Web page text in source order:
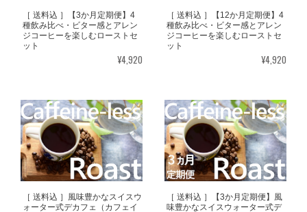
［ 送料込 ］【3か月定期便】4
種飲み比べ・ビター感とアレン
ジコーヒーを楽しむローストセ
ット
¥4,920
［ 送料込 ］【12か月定期便】4
種飲み比べ・ビター感とアレン
ジコーヒーを楽しむローストセ
ット
¥4,920
［ 送料込 ］風味豊かなスイスウ
ォーター式デカフェ（カフェイ
［ 送料込 ］【3か月定期便】風
味豊かなスイスウォーター式デ